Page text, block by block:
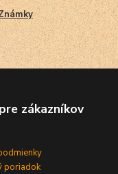
zákazníkov
poriadok